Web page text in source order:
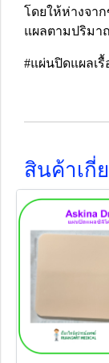
โดยให้ห่างจา
แผลตามปริมา
#แผ่นปิดแผลเรื้
สินค้าเกี่